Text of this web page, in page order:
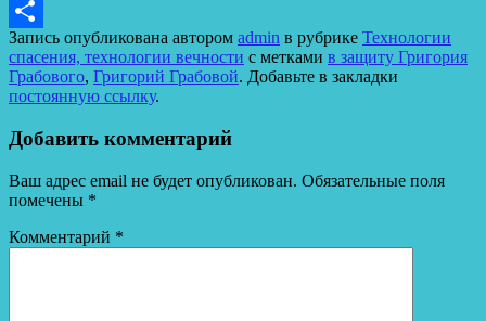
LiveJournal
Отправить
Запись опубликована автором admin в рубрике Технологии
спасения, технологии вечности с метками в защиту Григория
Грабового, Григорий Грабовой. Добавьте в закладки
постоянную ссылку.
Добавить комментарий
Ваш адрес email не будет опубликован. Обязательные поля
помечены *
Комментарий *